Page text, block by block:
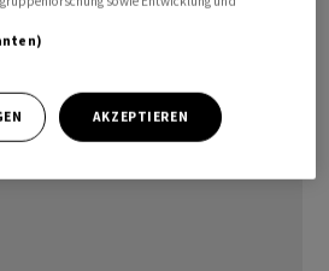
nationale Berechnung)
Prozent. Sie liegt also deutlich
AKZEPTIEREN